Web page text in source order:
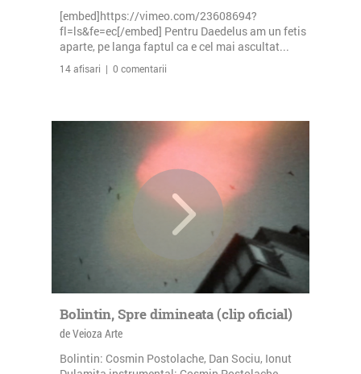
[embed]https://vimeo.com/23608694?
fl=ls&fe=ec[/embed] Pentru Daedelus am un fetis
aparte, pe langa faptul ca e cel mai ascultat...
14 afisari | 0 comentarii
Bolintin, Spre dimineata (clip oficial)
de Veioza Arte
Bolintin: Cosmin Postolache, Dan Sociu, Ionut